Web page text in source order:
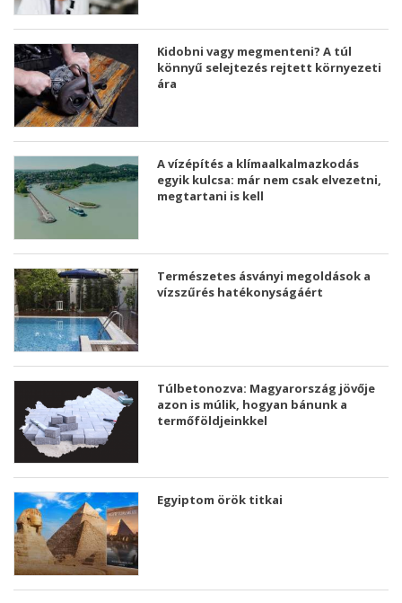
Kidobni vagy megmenteni? A túl
könnyű selejtezés rejtett környezeti
ára
A vízépítés a klímaalkalmazkodás
egyik kulcsa: már nem csak elvezetni,
megtartani is kell
Természetes ásványi megoldások a
vízszűrés hatékonyságáért
Túlbetonozva: Magyarország jövője
azon is múlik, hogyan bánunk a
termőföldjeinkkel
Egyiptom örök titkai